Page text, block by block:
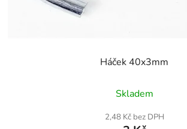
Háček 40x3mm
Skladem
2,48 Kč bez DPH